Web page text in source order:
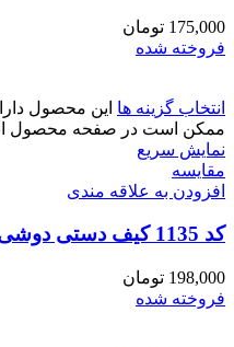
175,000 تومان
فروخته شده
انتخاب گزینه ها این محصول
ممکن است در صفحه محصول
نمایش سریع
مقايسه
افزودن به علاقه مندی
کد 1135 کیف دستی دوشی زنانه آویز منگوله دار
198,000 تومان
فروخته شده